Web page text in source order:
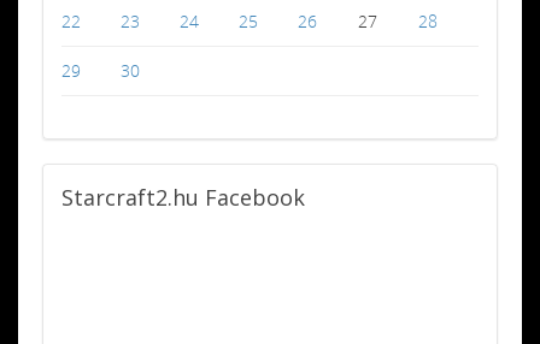
22 23 24 25 26 27 28
29 30
Starcraft2.hu Facebook